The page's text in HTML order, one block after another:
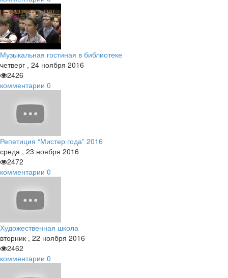
Музыкальная гостиная в библиотеке
четверг , 24 ноября 2016
2426
комментарии 0
Репетиция “Мистер года” 2016
среда , 23 ноября 2016
2472
комментарии 0
Художественная школа
вторник , 22 ноября 2016
2462
комментарии 0